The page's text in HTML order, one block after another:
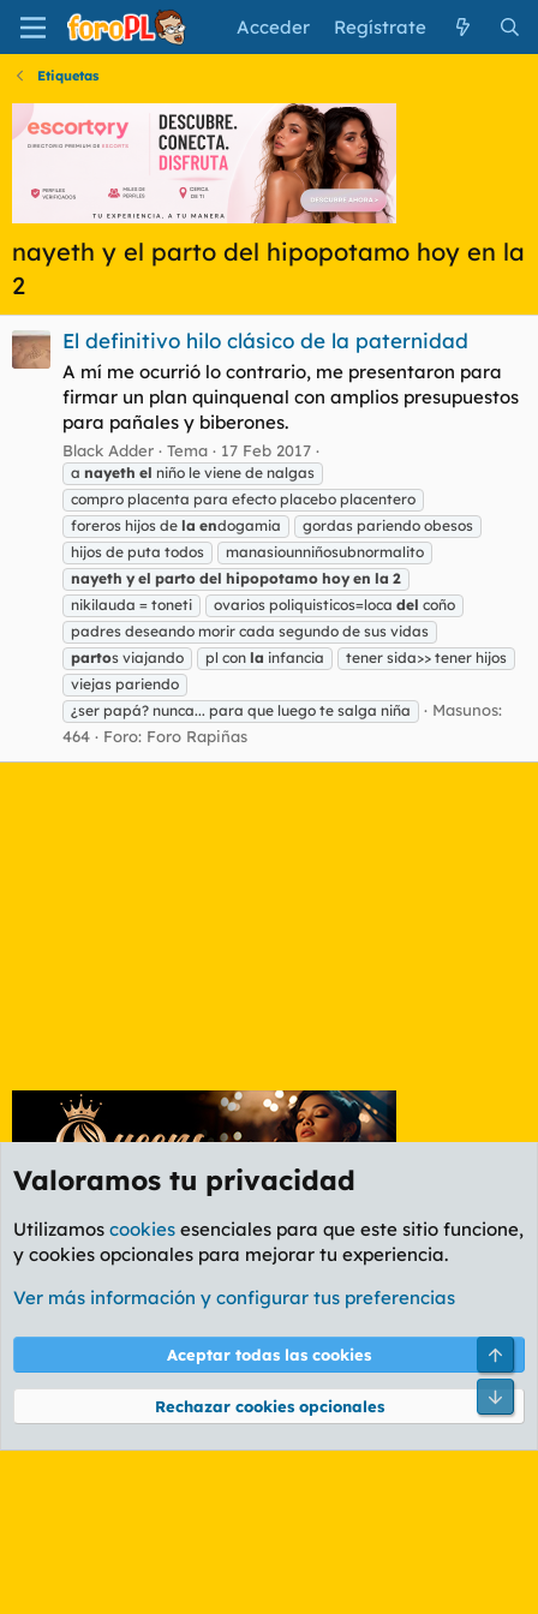
Acceder Regístrate
Etiquetas
nayeth y el parto del hipopotamo hoy en la
2
El definitivo hilo clásico de la paternidad
A mí me ocurrió lo contrario, me presentaron para
firmar un plan quinquenal con amplios presupuestos
para pañales y biberones.
Black Adder Tema 17 Feb 2017
a nayeth el niño le viene de nalgas
compro placenta para efecto placebo placentero
foreros hijos de la endogamia
gordas pariendo obesos
hijos de puta todos
manasiounniñosubnormalito
nayeth y el parto del hipopotamo hoy en la 2
nikilauda = toneti
ovarios poliquisticos=loca del coño
padres deseando morir cada segundo de sus vidas
partos viajando pl con la infancia
tener sida>> tener hijos
viejas pariendo
¿ser papá? nunca... para que luego te salga niña
Masunos:
464
Foro: Foro Rapiñas
Etiquetas
Cookies
PL OLDSTYLE AMARILLO
Términos y reglas Política de privacidad Ayuda
Community platform by XenForo® © 2010-2026 XenForo Ltd.
Valoramos tu privacidad
Utilizamos cookies esenciales para que este sitio funcione,
y cookies opcionales para mejorar tu experiencia.
Ver más información y configurar tus preferencias
Aceptar todas las cookies
Rechazar cookies opcionales
Pie